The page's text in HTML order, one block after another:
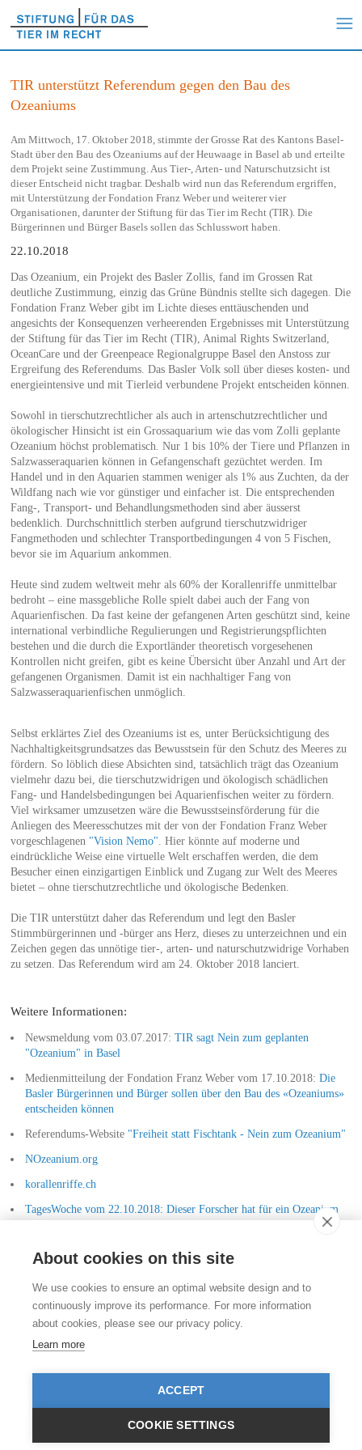
TIR unterstützt Referendum gegen den Bau des
Ozeaniums
Am Mittwoch, 17. Oktober 2018, stimmte der Grosse Rat des Kantons Basel-
Stadt über den Bau des Ozeaniums auf der Heuwaage in Basel ab und erteilte
dem Projekt seine Zustimmung. Aus Tier-, Arten- und Naturschutzsicht ist
dieser Entscheid nicht tragbar. Deshalb wird nun das Referendum ergriffen,
mit Unterstützung der Fondation Franz Weber und weiterer vier
Organisationen, darunter der Stiftung für das Tier im Recht (TIR). Die
Bürgerinnen und Bürger Basels sollen das Schlusswort haben.
22.10.2018
Das Ozeanium, ein Projekt des Basler Zollis, fand im Grossen Rat
deutliche Zustimmung, einzig das Grüne Bündnis stellte sich dagegen. Die
Fondation Franz Weber gibt im Lichte dieses enttäuschenden und
angesichts der Konsequenzen verheerenden Ergebnisses mit Unterstützung
der Stiftung für das Tier im Recht (TIR), Animal Rights Switzerland,
OceanCare und der Greenpeace Regionalgruppe Basel den Anstoss zur
Ergreifung des Referendums. Das Basler Volk soll über dieses kosten- und
energieintensive und mit Tierleid verbundene Projekt entscheiden können.
Sowohl in tierschutzrechtlicher als auch in artenschutzrechtlicher und
ökologischer Hinsicht ist ein Grossaquarium wie das vom Zolli geplante
Ozeanium höchst problematisch. Nur 1 bis 10% der Tiere und Pflanzen in
Salzwasseraquarien können in Gefangenschaft gezüchtet werden. Im
Handel und in den Aquarien stammen weniger als 1% aus Zuchten, da der
Wildfang nach wie vor günstiger und einfacher ist. Die entsprechenden
Fang-, Transport- und Behandlungsmethoden sind aber äusserst
bedenklich. Durchschnittlich sterben aufgrund tierschutzwidriger
Fangmethoden und schlechter Transportbedingungen 4 von 5 Fischen,
bevor sie im Aquarium ankommen.
Heute sind zudem weltweit mehr als 60% der Korallenriffe unmittelbar
bedroht – eine massgebliche Rolle spielt dabei auch der Fang von
Aquarienfischen. Da fast keine der gefangenen Arten geschützt sind, keine
international verbindliche Regulierungen und Registrierungspflichten
bestehen und die durch die Exportländer theoretisch vorgesehenen
Kontrollen nicht greifen, gibt es keine Übersicht über Anzahl und Art der
gefangenen Organismen. Damit ist ein nachhaltiger Fang von
Salzwasseraquarienfischen unmöglich.
Selbst erklärtes Ziel des Ozeaniums ist es, unter Berücksichtigung des
Nachhaltigkeitsgrundsatzes das Bewusstsein für den Schutz des Meeres zu
fördern. So löblich diese Absichten sind, tatsächlich trägt das Ozeanium
vielmehr dazu bei, die tierschutzwidrigen und ökologisch schädlichen
Fang- und Handelsbedingungen bei Aquarienfischen weiter zu fördern.
Viel wirksamer umzusetzen wäre die Bewusstseinsförderung für die
Anliegen des Meeresschutzes mit der von der Fondation Franz Weber
vorgeschlagenen "Vision Nemo" . Hier könnte auf moderne und
eindrückliche Weise eine virtuelle Welt erschaffen werden, die dem
Besucher einen einzigartigen Einblick und Zugang zur Welt des Meeres
bietet – ohne tierschutzrechtliche und ökologische Bedenken.
Die TIR unterstützt daher das Referendum und legt den Basler
Stimmbürgerinnen und -bürger ans Herz, dieses zu unterzeichnen und ein
Zeichen gegen das unnötige tier-, arten- und naturschutzwidrige Vorhaben
zu setzen. Das Referendum wird am 24. Oktober 2018 lanciert.
Weitere Informationen:
Newsmeldung vom 03.07.2017: TIR sagt Nein zum geplanten
"Ozeanium" in Basel
Medienmitteilung der Fondation Franz Weber vom 17.10.2018: Die
Basler Bürgerinnen und Bürger sollen über den Bau des «Ozeaniums»
entscheiden können
Referendums-Website "Freiheit statt Fischtank - Nein zum Ozeanium"
NOzeanium.org
korallenriffe.ch
TagesWoche vom 22.10.2018: Dieser Forscher hat für ein Ozeanium
gearbeitet und bekämpft heute das Basler Projekt
Stiftung für das Tier im Recht (TIR)
Rigistrasse 9
CH - 8006 Zürich
info@tierimrecht.org
Ihre Spende kann von den Steuern abgezogen werden.
IBAN: CH17 0900 0000 8770 0700 7, PostFinance CHF
© TIR / Impressum und Datenschutz
About cookies on this site
We use cookies to ensure an optimal website design and to
continuously improve its performance. For more information
about cookies, please see our privacy policy.
Learn more
ACCEPT
COOKIE SETTINGS